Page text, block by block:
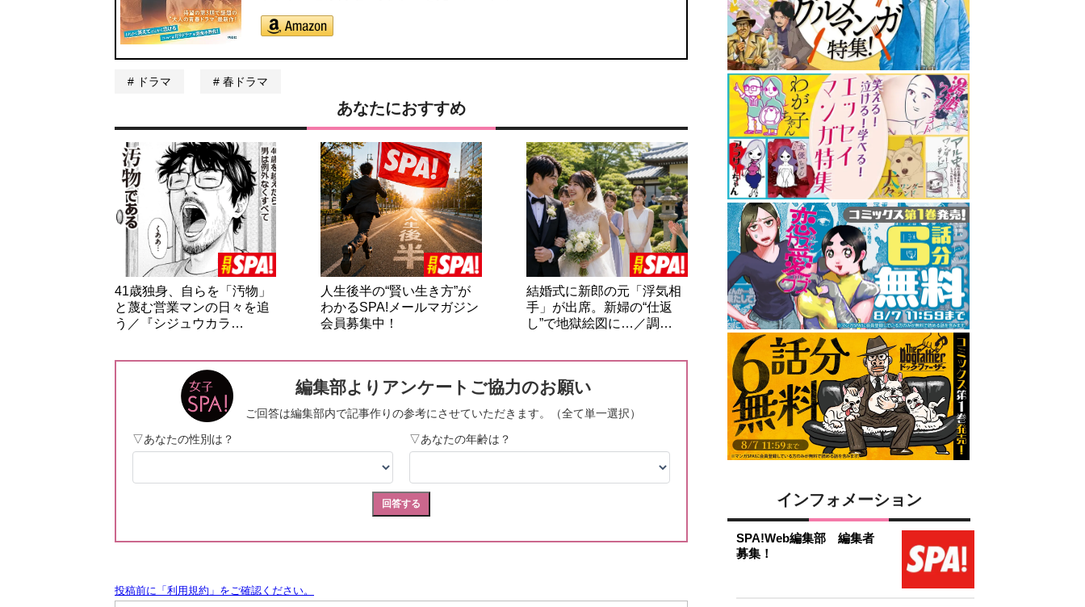
ドラマ 春ドラマ
あなたにおすすめ
41歳独身、自らを「汚物」
と蔑む営業マンの日々を追
う／『シジュウカラ…
人生後半の“賢い生き方”が
わかるSPA!メールマガジン
会員募集中！
結婚式に新郎の元「浮気相
手」が出席。新婦の“仕返
し”で地獄絵図に…／調…
インフォメーション
SPA!Web編集部 編集者
募集！